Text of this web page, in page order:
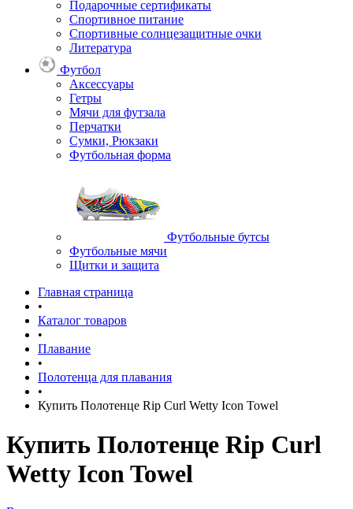
Подарочные сертификаты
Спортивное питание
Спортивные солнцезащитные очки
Литература
Футбол
Аксессуары
Гетры
Мячи для футзала
Перчатки
Сумки, Рюкзаки
Футбольная форма
Футбольные бутсы
Футбольные мячи
Щитки и защита
Главная страница
•
Каталог товаров
•
Плавание
•
Полотенца для плавания
•
Купить Полотенце Rip Curl Wetty Icon Towel
Купить Полотенце Rip Curl
Wetty Icon Towel